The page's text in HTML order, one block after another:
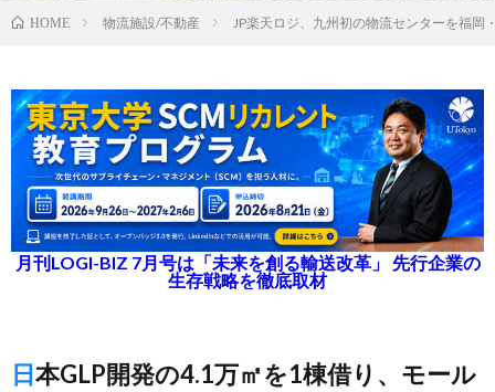
HOME 物流施設/不動産 JP楽天ロジ、九州初の物流センターを福岡
月刊LOGI-BIZ 7月号は「未来を創る輸送改革」 先行企業の
生存戦略を徹底取材
日本GLP開発の4.1万㎡を1棟借り、モール